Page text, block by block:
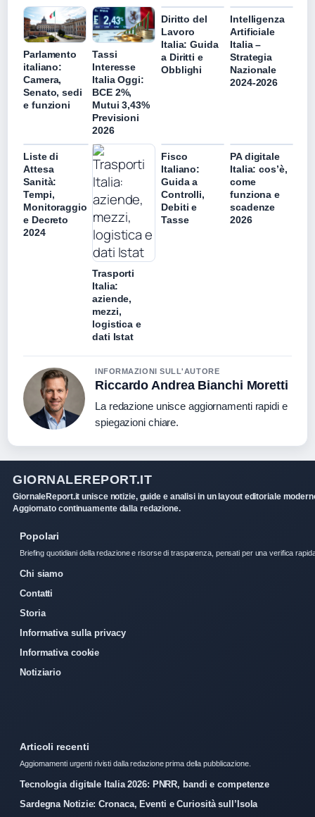
Parlamento
italiano:
Camera,
Senato, sedi
e funzioni
Tassi
Interesse
Italia Oggi:
BCE 2%,
Mutui 3,43%
Previsioni
2026
Diritto del
Lavoro
Italia: Guida
a Diritti e
Obblighi
Intelligenza
Artificiale
Italia –
Strategia
Nazionale
2024-2026
Liste di
Attesa
Sanità:
Tempi,
Monitoraggio
e Decreto
2024
Trasporti
Italia:
aziende,
mezzi,
logistica e
dati Istat
Fisco
Italiano:
Guida a
Controlli,
Debiti e
Tasse
PA digitale
Italia: cos’è,
come
funziona e
scadenze
2026
INFORMAZIONI SULL'AUTORE
Riccardo Andrea Bianchi Moretti
La redazione unisce aggiornamenti rapidi e
spiegazioni chiare.
GIORNALEREPORT.IT
GiornaleReport.it unisce notizie, guide e analisi in un layout editoriale
Aggiornato continuamente dalla redazione.
Popolari
Briefing quotidiani della redazione e risorse di trasparenza, pensati per una verifica
Chi siamo
Contatti
Storia
Informativa sulla privacy
Informativa cookie
Notiziario
Articoli recenti
Aggiornamenti urgenti rivisti dalla redazione prima della pubblicazione.
Tecnologia digitale Italia 2026: PNRR, bandi e competenze
Sardegna Notizie: Cronaca, Eventi e Curiosità sull’Isola